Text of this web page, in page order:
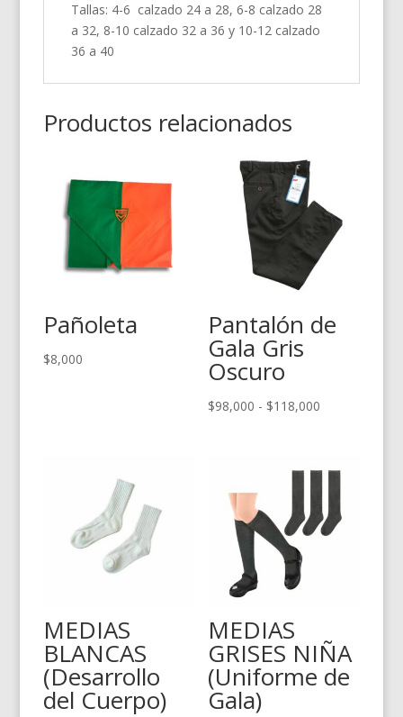
Tallas: 4-6 calzado 24 a 28, 6-8 calzado 28
a 32, 8-10 calzado 32 a 36 y 10-12 calzado
36 a 40
Productos relacionados
Pañoleta
$8,000
Pantalón de
Gala Gris
Oscuro
$98,000 - $118,000
desde
hasta
MEDIAS
BLANCAS
(Desarrollo
del Cuerpo)
MEDIAS
GRISES NIÑA
(Uniforme de
Gala)